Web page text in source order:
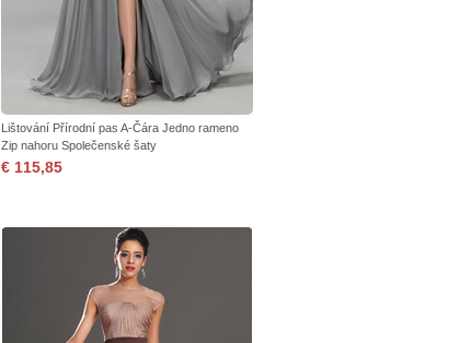
Lištování Přírodní pas A-Čára Jedno rameno
Zip nahoru Společenské šaty
€ 115,85